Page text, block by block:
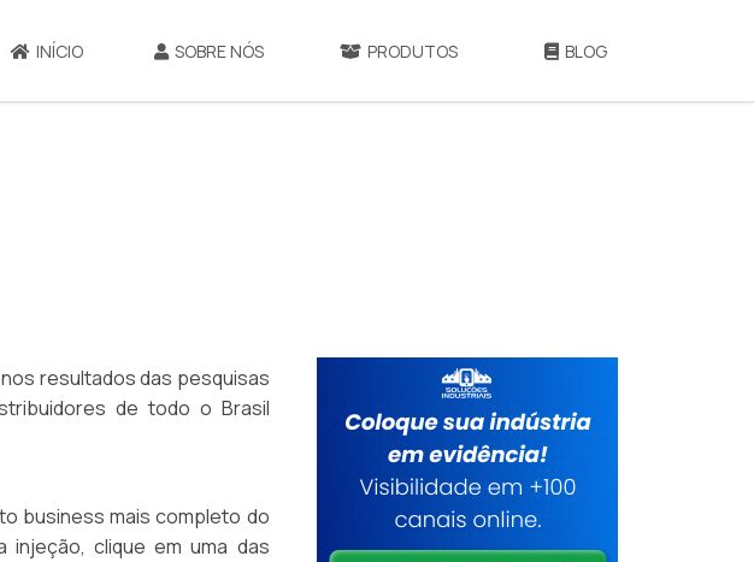
INÍCIO SOBRE NÓS PRODUTOS BLOG
resultados das pesquisas
de todo o Brasil
business mais completo do
injeção, clique em uma das